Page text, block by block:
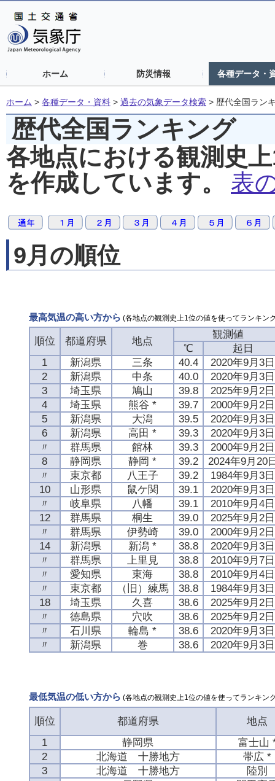
ホーム 防災情報 各種データ・
ホーム > 各種データ・資料 > 過去の気象データ検索 > 歴代全国ラン
歴代全国ランキング
各地点における観測史
を作成しています。
表
9月の順位
最高気温の高い方から (各地点の観測史上1位の値を使ってランキン
順位 都道府県 地点
観測値
℃
起日
1
新潟県 三条 40.4
2020年9月3日
2
新潟県 中条 40.0
2020年9月3日
3
埼玉県 鳩山 39.8
2025年9月2日
4
埼玉県 熊谷 * 39.7
2000年9月2日
5
新潟県 大潟 39.5
2020年9月3日
6
新潟県 高田 * 39.3
2020年9月3日
〃
群馬県 館林 39.3
2000年9月2日
8
静岡県 静岡 * 39.2
2024年9月20
〃
東京都 八王子 39.2
1984年9月3日
10
山形県 鼠ケ関 39.1
2020年9月3日
〃
岐阜県 八幡 39.1
2010年9月4日
12
群馬県 桐生 39.0
2025年9月2日
〃
群馬県 伊勢崎 39.0
2000年9月2日
14
新潟県 新潟 * 38.8
2020年9月3日
〃
群馬県 上里見 38.8
2010年9月7日
〃
愛知県 東海 38.8
2010年9月4日
〃
東京都 （旧）練馬 38.8
1984年9月3日
18
埼玉県 久喜 38.6
2025年9月2日
〃
徳島県 穴吹 38.6
2025年9月2日
〃
石川県 輪島 * 38.6
2020年9月3日
〃
新潟県 巻 38.6 2020年9月3日
最低気温の低い方から (各地点の観測史上1位の値を使ってランキン
順位 都道府県
地点
1
静岡県
富士山
2
北海道 十勝地方
帯広 *
3
北海道 十勝地方
陸別